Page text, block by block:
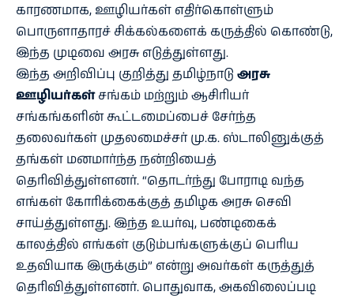
காரணமாக, ஊழியர்கள் எதிர்கொள்ளும்
பொருளாதாரச் சிக்கல்களைக் கருத்தில் கொண்டு,
இந்த முடிவை அரசு எடுத்துள்ளது.
இந்த அறிவிப்பு குறித்து தமிழ்நாடு அரசு
ஊழியர்கள்சங்கம் மற்றும் ஆசிரியர்
சங்கங்களின் கூட்டமைப்பைச் சேர்ந்த
தலைவர்கள் முதலமைச்சர் மு.க. ஸ்டாலினுக்குத்
தங்கள் மனமார்ந்த நன்றியைத்
தெரிவித்துள்ளனர். “தொடர்ந்து போராடி வந்த
எங்கள் கோரிக்கைக்குத் தமிழக அரசு செவி
சாய்த்துள்ளது. இந்த உயர்வு, பண்டிகைக்
காலத்தில் எங்கள் குடும்பங்களுக்குப் பெரிய
உதவியாக இருக்கும்” என்று அவர்கள் கருத்துத்
தெரிவித்துள்ளனர். பொதுவாக, அகவிலைப்படி